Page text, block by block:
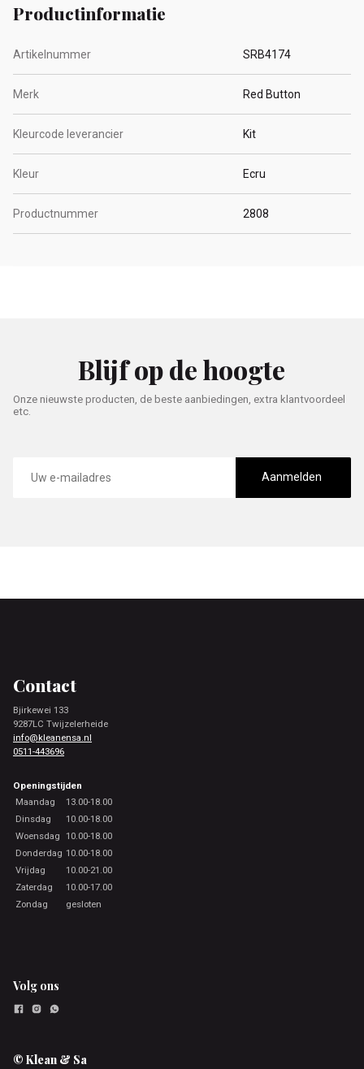
Productinformatie
Artikelnummer SRB4174
Merk Red Button
Kleurcode leverancier Kit
Kleur Ecru
Productnummer 2808
Blijf op de hoogte
Onze nieuwste producten, de beste aanbiedingen, extra klantvoordeel
etc.
mailadres
Aanmelden
Contact
Bjirkewei 133
9287LC Twijzelerheide
info@kleanensa.nl
0511-443696
Openingstijden
Maandag
13.00-18.00
Dinsdag
10.00-18.00
Woensdag 10.00-18.00
Donderdag 10.00-18.00
Vrijdag
10.00-21.00
Zaterdag
10.00-17.00
Zondag
gesloten
Volg ons
© Klean & Sa